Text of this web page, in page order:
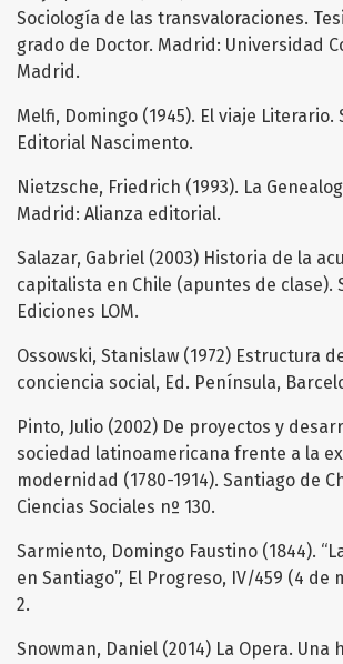
Sociología de las transvaloraciones.
grado de Doctor. Madrid: Universidad
Madrid.
Melfi, Domingo (1945). El viaje Literario.
Editorial Nascimento.
Nietzsche, Friedrich (1993). La
Madrid: Alianza editorial.
Salazar, Gabriel (2003) Historia de la
capitalista en Chile (apuntes de clase).
Ediciones LOM.
Ossowski, Stanislaw (1972) Estructura
conciencia social, Ed. Península,
Pinto, Julio (2002) De proyectos y
sociedad latinoamericana frente a la
modernidad (1780-1914). Santiago de
Ciencias Sociales nº 130.
Sarmiento, Domingo Faustino (1844).
en Santiago”, El Progreso, IV/459 (4 de
2.
Snowman, Daniel (2014) La Opera. Una